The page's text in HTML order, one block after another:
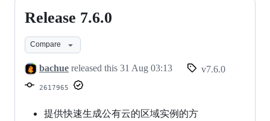
Release
7.6.0
Release 7.6.0
Compare
bachue released this 31 Aug 03:13 v7.6.0
2617965
提供快速生成公有云的区域实例的方